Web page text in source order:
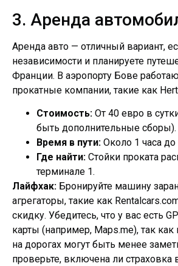
3. Аренда
Аренда авто — отличный вариант,
независимости и планируете
Франции. В аэропорту Бове
прокатные компании, такие как
Стоимость: От 40 евро в
быть дополнительные сборы).
Время в пути: Около 1 часа
Где найти: Стойки проката
терминале 1.
Лайфхак: Бронируйте машину
агрегаторы, такие как
скидку. Убедитесь, что у вас есть
карты (например, Maps.me), так как
на дорогах могут быть менее
проверьте, включена ли страховка